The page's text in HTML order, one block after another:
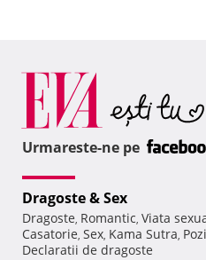
Urmareste-ne pe
Dragoste & Sex
Dragoste, Romantic, Viata
Casatorie, Sex, Kama Sutra,
Declaratii de dragoste